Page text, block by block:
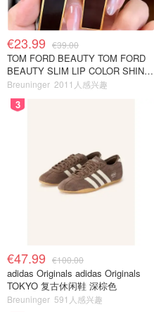
€23.99 €39.00
TOM FORD BEAUTY TOM FORD
BEAUTY SLIM LIP COLOR SHINE
口红 open back色
Breuninger 2011人感兴趣
3
€47.99 €100.00
adidas Originals adidas Originals
TOKYO 复古休闲鞋 深棕色
Breuninger 591人感兴趣